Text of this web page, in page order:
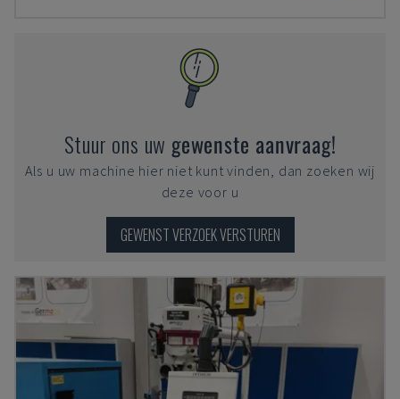
Stuur ons uw gewenste aanvraag!
Als u uw machine hier niet kunt vinden, dan zoeken wij
deze voor u
GEWENST VERZOEK VERSTUREN